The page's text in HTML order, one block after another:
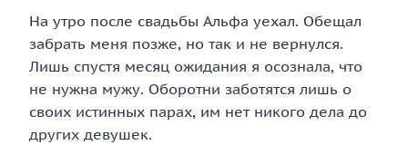
На утро после свадьбы Альфа уехал. Обещал
забрать меня позже, но так и не вернулся.
Лишь спустя месяц ожидания я осознала, что
не нужна мужу. Оборотни заботятся лишь о
своих истинных парах, им нет никого дела до
других девушек.